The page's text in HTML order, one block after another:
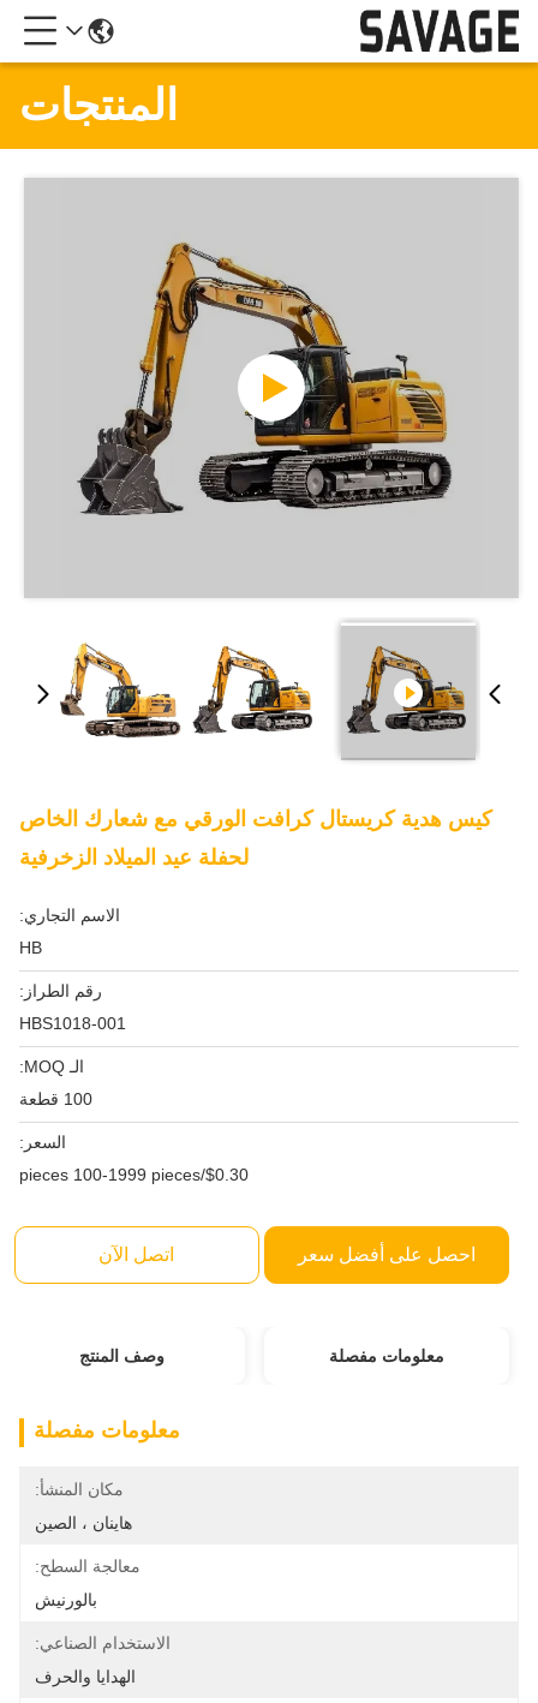
المنتجات
كيس هدية كريستال كرافت الورقي مع شعارك الخاص
لحفلة عيد الميلاد الزخرفية
الاسم التجاري:
HB
رقم الطراز:
HBS1018-001
الـ MOQ:
100 قطعة
السعر:
$0.30/pieces 100-1999 pieces
احصل على أفضل سعر اتصل الآن
معلومات مفصلة وصف المنتج
معلومات مفصلة
مكان المنشأ:
هاينان ، الصين
معالجة السطح:
بالورنيش
الاستخدام الصناعي:
الهدايا والحرف